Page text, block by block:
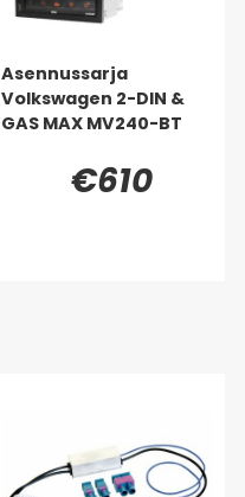
Asennussarja
Volkswagen 2-DIN &
GAS MAX MV240-BT
€610